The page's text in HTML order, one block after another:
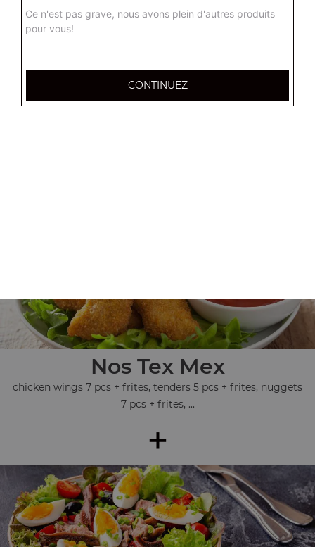
+
Nos Tex Mex
chicken wings 7 pcs + frites, tenders 5 pcs + frites, nuggets
7 pcs + frites, ...
+
Ce n'est pas grave, nous avons plein d'autres produits
pour vous!
CONTINUEZ